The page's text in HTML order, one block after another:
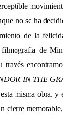
no se ha
de la
filmografía de
través
IN THE
misma obra,
cierre